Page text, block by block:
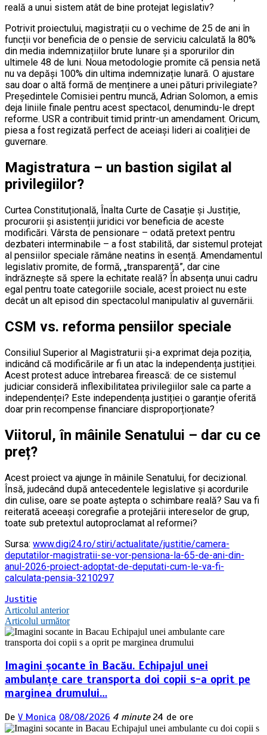
reală a unui sistem atât de bine protejat legislativ?
Potrivit proiectului, magistrații cu o vechime de 25 de ani în
funcții vor beneficia de o pensie de serviciu calculată la 80%
din media indemnizațiilor brute lunare și a sporurilor din
ultimele 48 de luni. Noua metodologie promite că pensia netă
nu va depăși 100% din ultima indemnizație lunară. O ajustare
sau doar o altă formă de menținere a unei pături privilegiate?
Președintele Comisiei pentru muncă, Adrian Solomon, a emis
deja liniile finale pentru acest spectacol, denumindu-le drept
reforme. USR a contribuit timid printr-un amendament. Oricum,
piesa a fost regizată perfect de aceiași lideri ai coaliției de
guvernare.
Magistratura – un bastion sigilat al
privilegiilor?
Curtea Constituțională, Înalta Curte de Casație și Justiție,
procurorii și asistenții juridici vor beneficia de aceste
modificări. Vârsta de pensionare – odată pretext pentru
dezbateri interminabile – a fost stabilită, dar sistemul protejat
al pensiilor speciale rămâne neatins în esență. Amendamentul
legislativ promite, de formă, „transparență”, dar cine
îndrăznește să spere la echitate reală? În absența unui cadru
egal pentru toate categoriile sociale, acest proiect nu este
decât un alt episod din spectacolul manipulativ al guvernării.
CSM vs. reforma pensiilor speciale
Consiliul Superior al Magistraturii și-a exprimat deja poziția,
indicând că modificările ar fi un atac la independența justiției.
Acest protest aduce întrebarea firească: de ce sistemul
judiciar consideră inflexibilitatea privilegiilor sale ca parte a
independenței? Este independența justiției o garanție oferită
doar prin recompense financiare disproporționate?
Viitorul, în mâinile Senatului – dar cu ce
preț?
Acest proiect va ajunge în mâinile Senatului, for decizional.
Însă, judecând după antecedentele legislative și acordurile
din culise, oare se poate aștepta o schimbare reală? Sau va fi
reiterată aceeași coregrafie a protejării intereselor de grup,
toate sub pretextul autoproclamat al reformei?
Sursa: www.digi24.ro/stiri/actualitate/justitie/camera-
deputatilor-magistratii-se-vor-pensiona-la-65-de-ani-din-
anul-2026-proiect-adoptat-de-deputati-cum-le-va-fi-
calculata-pensia-3210297
Justitie
Navigare
în
articole
Articolul anterior
Articolul următor
Imagini șocante în Bacău. Echipajul unei
ambulanțe care transporta doi copii s-a oprit pe
marginea drumului…
De V Monica 08/08/2026 4 minute 24 de ore